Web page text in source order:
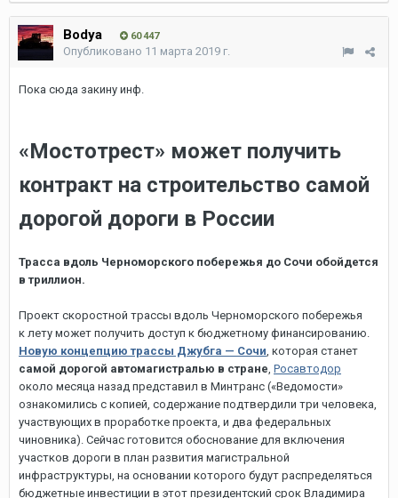
Bodya 60 447
Опубликовано 11 марта 2019 г.
Пока сюда закину инф.
«Мостотрест» может получить
контракт на строительство самой
дорогой дороги в России
Трасса вдоль Черноморского побережья до Сочи обойдется
в триллион.
Проект скоростной трассы вдоль Черноморского побережья
к лету может получить доступ к бюджетному финансированию.
Новую концепцию трассы Джубга — Сочи, которая станет
самой дорогой автомагистралью в стране, Росавтодор
около месяца назад представил в Минтранс («Ведомости»
ознакомились с копией, содержание подтвердили три человека,
участвующих в проработке проекта, и два федеральных
чиновника). Сейчас готовится обоснование для включения
участков дороги в план развития магистральной
инфраструктуры, на основании которого будут распределяться
бюджетные инвестиции в этот президентский срок Владимира